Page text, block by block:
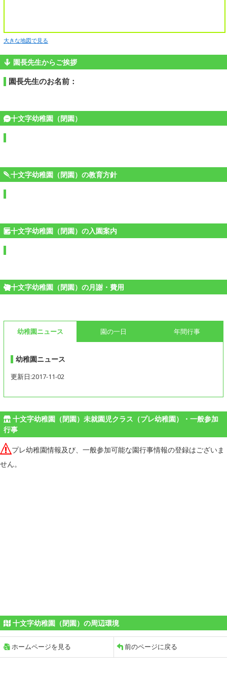
大きな地図で見る
園長先生からご挨拶
園長先生のお名前：
十文字幼稚園（閉園）
十文字幼稚園（閉園）の教育方針
十文字幼稚園（閉園）の入園案内
十文字幼稚園（閉園）の月謝・費用
幼稚園ニュース 園の一日 年間行事
幼稚園ニュース
更新日:2017-11-02
十文字幼稚園（閉園）未就園児クラス（プレ幼稚園）・一般参加
行事
プレ幼稚園情報及び、一般参加可能な園行事情報の登録はございま
せん。
十文字幼稚園（閉園）の周辺環境
ホームページを見る 前のページに戻る